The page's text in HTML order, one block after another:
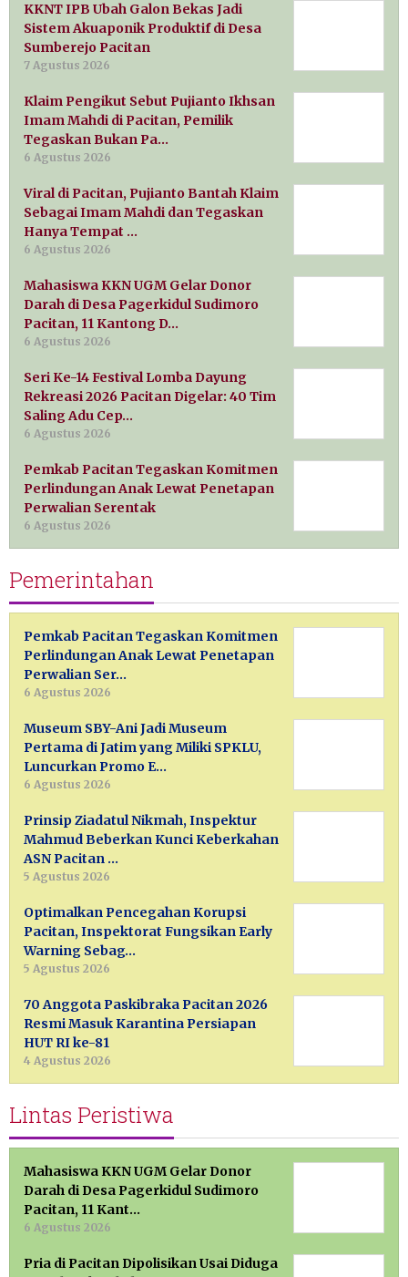
KKNT IPB Ubah Galon Bekas Jadi
Sistem Akuaponik Produktif di Desa
Sumberejo Pacitan
7 Agustus 2026
Klaim Pengikut Sebut Pujianto Ikhsan
Imam Mahdi di Pacitan, Pemilik
Tegaskan Bukan Pa…
6 Agustus 2026
Viral di Pacitan, Pujianto Bantah Klaim
Sebagai Imam Mahdi dan Tegaskan
Hanya Tempat …
6 Agustus 2026
Mahasiswa KKN UGM Gelar Donor
Darah di Desa Pagerkidul Sudimoro
Pacitan, 11 Kantong D…
6 Agustus 2026
Seri Ke-14 Festival Lomba Dayung
Rekreasi 2026 Pacitan Digelar: 40 Tim
Saling Adu Cep…
6 Agustus 2026
Pemkab Pacitan Tegaskan Komitmen
Perlindungan Anak Lewat Penetapan
Perwalian Serentak
6 Agustus 2026
Pemerintahan
Pemkab Pacitan Tegaskan Komitmen
Perlindungan Anak Lewat Penetapan
Perwalian Ser…
6 Agustus 2026
Museum SBY-Ani Jadi Museum
Pertama di Jatim yang Miliki SPKLU,
Luncurkan Promo E…
6 Agustus 2026
Prinsip Ziadatul Nikmah, Inspektur
Mahmud Beberkan Kunci Keberkahan
ASN Pacitan …
5 Agustus 2026
Optimalkan Pencegahan Korupsi
Pacitan, Inspektorat Fungsikan Early
Warning Sebag…
5 Agustus 2026
70 Anggota Paskibraka Pacitan 2026
Resmi Masuk Karantina Persiapan
HUT RI ke-81
4 Agustus 2026
Lintas Peristiwa
Mahasiswa KKN UGM Gelar Donor
Darah di Desa Pagerkidul Sudimoro
Pacitan, 11 Kant…
6 Agustus 2026
Pria di Pacitan Dipolisikan Usai Diduga